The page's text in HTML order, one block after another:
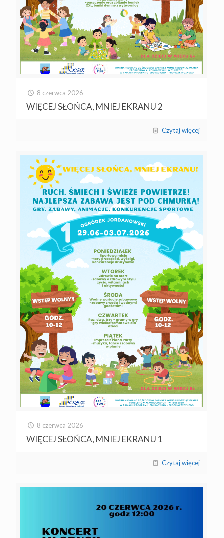
8 czerwca 2026
WIĘCEJ SŁOŃCA, MNIEJ EKRANU 2
Czytaj więcej
8 czerwca 2026
WIĘCEJ SŁOŃCA, MNIEJ EKRANU 1
Czytaj więcej